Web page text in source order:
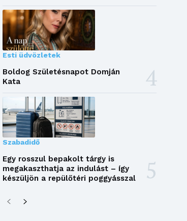
Esti üdvözletek
Boldog Születésnapot Domján
Kata
Szabadidő
Egy rosszul bepakolt tárgy is
megakaszthatja az indulást – így
készüljön a repülőtéri poggyásszal